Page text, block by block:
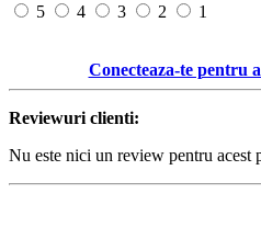
5
4 3 2 1
Conecteaza-te pentru
Reviewuri clienti:
Nu este nici un review pentru acest